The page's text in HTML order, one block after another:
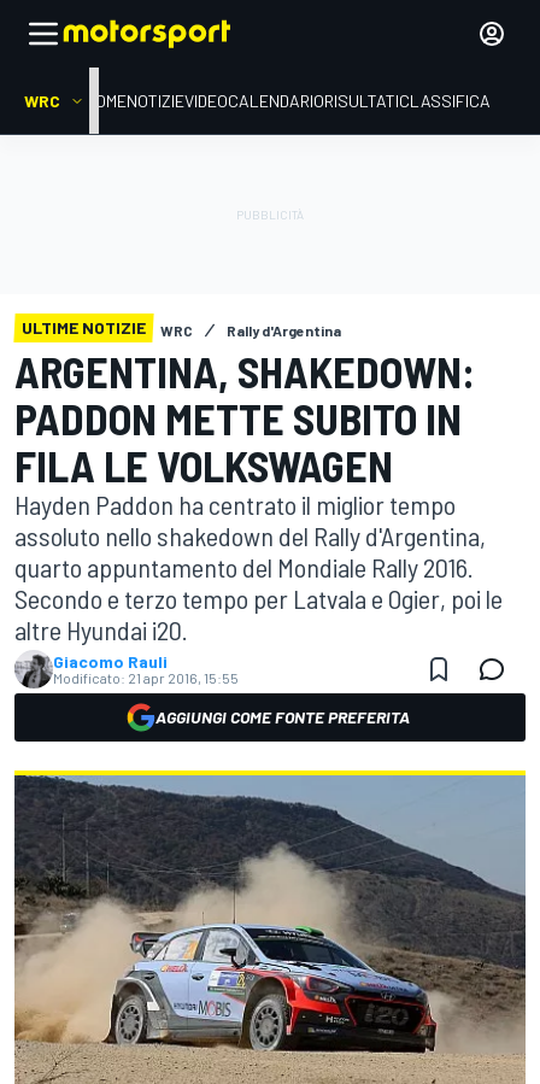
WRC HOMENOTIZIEVIDEOCALENDARIORISULTATICLASSIFICA
ULTIME NOTIZIE WRC Rally d'Argentina
ARGENTINA, SHAKEDOWN:
PADDON METTE SUBITO IN
FILA LE VOLKSWAGEN
Hayden Paddon ha centrato il miglior tempo
assoluto nello shakedown del Rally d'Argentina,
quarto appuntamento del Mondiale Rally 2016.
Secondo e terzo tempo per Latvala e Ogier, poi le
altre Hyundai i20.
Giacomo Rauli
Modificato: 21 apr 2016, 15:55
AGGIUNGI COME FONTE PREFERITA